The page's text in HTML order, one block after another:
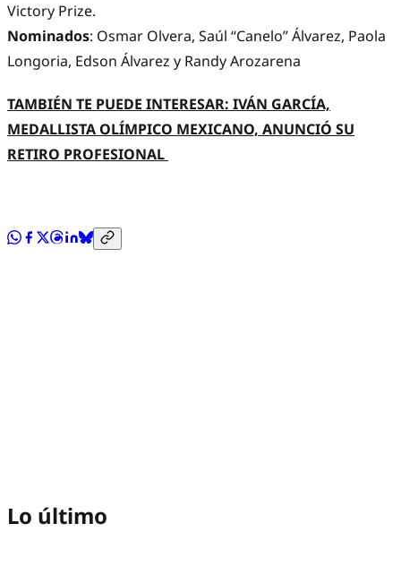
Victory Prize.
Nominados: Osmar Olvera, Saúl “Canelo” Álvarez, Paola
Longoria, Edson Álvarez y Randy Arozarena
TAMBIÉN TE PUEDE INTERESAR: IVÁN GARCÍA,
MEDALLISTA OLÍMPICO MEXICANO, ANUNCIÓ SU
RETIRO PROFESIONAL
Lo último